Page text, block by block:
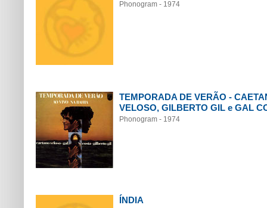
Phonogram - 1974
TEMPORADA DE VERÃO -
VELOSO, GILBERTO GIL e GAL
Phonogram - 1974
ÍNDIA